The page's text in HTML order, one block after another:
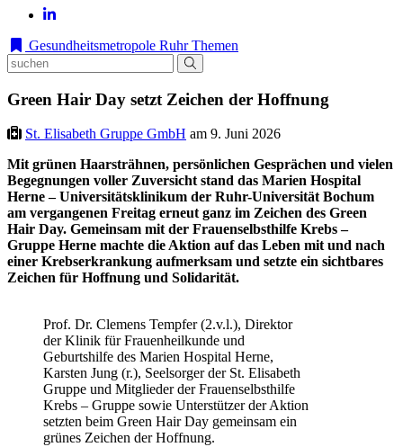
Gesundheitsmetropole Ruhr Themen
Green Hair Day setzt Zeichen der Hoffnung
St. Elisabeth Gruppe GmbH am 9. Juni 2026
Mit grünen Haarsträhnen, persönlichen Gesprächen und vielen
Begegnungen voller Zuversicht stand das Marien Hospital
Herne – Universitätsklinikum der Ruhr-Universität Bochum
am vergangenen Freitag erneut ganz im Zeichen des Green
Hair Day. Gemeinsam mit der Frauenselbsthilfe Krebs –
Gruppe Herne machte die Aktion auf das Leben mit und nach
einer Krebserkrankung aufmerksam und setzte ein sichtbares
Zeichen für Hoffnung und Solidarität.
Prof. Dr. Clemens Tempfer (2.v.l.), Direktor
der Klinik für Frauenheilkunde und
Geburtshilfe des Marien Hospital Herne,
Karsten Jung (r.), Seelsorger der St. Elisabeth
Gruppe und Mitglieder der Frauenselbsthilfe
Krebs – Gruppe sowie Unterstützer der Aktion
setzten beim Green Hair Day gemeinsam ein
grünes Zeichen der Hoffnung.